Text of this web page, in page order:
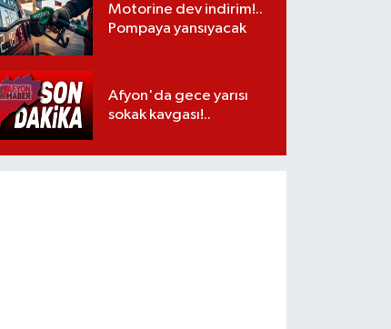
Motorine dev indirim!..
Pompaya yansıyacak
Afyon'da gece yarısı
sokak kavgası!..